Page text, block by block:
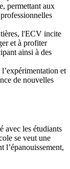
permettant aux
l'ECV incite
et à profiter
ainsi à des
et
de nouvelles
avec les étudiants
se veut une
l’épanouissement,